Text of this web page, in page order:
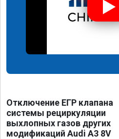
Отключение ЕГР клапана
системы рециркуляции
выхлопных газов других
модификаций Audi A3 8V